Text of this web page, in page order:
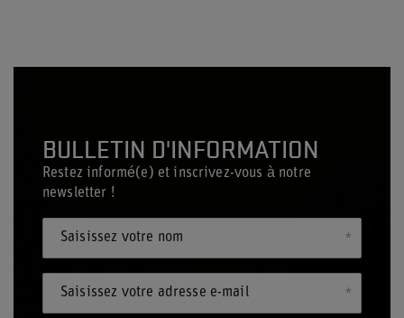
BULLETIN D'INFORMATION
Restez informé(e) et inscrivez-vous à notre
newsletter !
Saisissez votre nom
Saisissez votre adresse e-mail